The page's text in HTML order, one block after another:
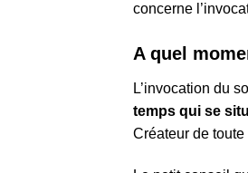
concerne
A quel
L’invocation du
temps qui se
Créateur de toute